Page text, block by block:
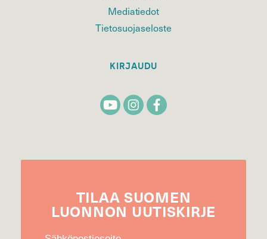
Mediatiedot
Tietosuojaseloste
KIRJAUDU
TILAA SUOMEN
LUONNON UUTIS­KIRJE